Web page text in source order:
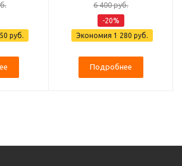
руб.
6 400 руб.
-20%
Экономия 1 280 руб.
Подробнее